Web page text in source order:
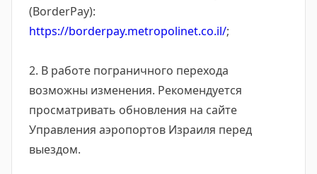
(BorderPay):
https://borderpay.metropolinet.co.il/;
2. В работе пограничного перехода
возможны изменения. Рекомендуется
просматривать обновления на сайте
Управления аэропортов Израиля перед
выездом.